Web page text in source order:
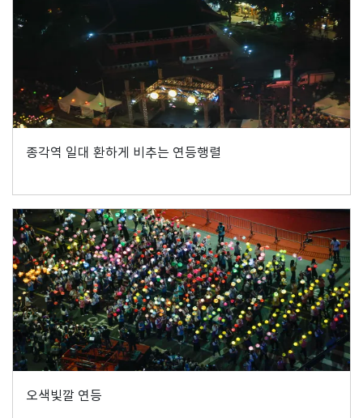
종각역 일대 환하게 비추는 연등행렬
오색빛깔 연등